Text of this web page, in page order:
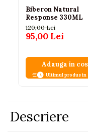
Biberon Natural
Response 330ML
120,00 Lei
95,00 Lei
Adauga in cos
Ultimul produs in
Descriere